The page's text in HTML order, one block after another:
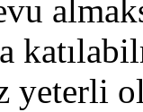
yeterli